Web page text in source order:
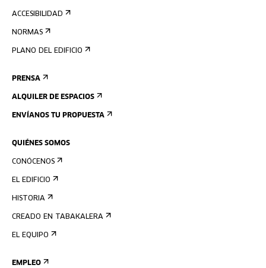
ACCESIBILIDAD
NORMAS
PLANO DEL EDIFICIO
PRENSA
ALQUILER DE ESPACIOS
ENVÍANOS TU PROPUESTA
QUIÉNES SOMOS
CONÓCENOS
EL EDIFICIO
HISTORIA
CREADO EN TABAKALERA
EL EQUIPO
EMPLEO